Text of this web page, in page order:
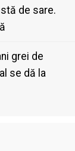
de sare.
grei de
se dă la